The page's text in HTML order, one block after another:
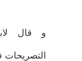
و قال
التصريحات